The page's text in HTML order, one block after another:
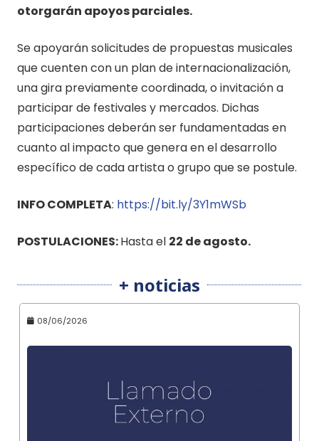
otorgarán apoyos parciales.
Se apoyarán solicitudes de propuestas musicales
que cuenten con un plan de internacionalización,
una gira previamente coordinada, o invitación a
participar de festivales y mercados. Dichas
participaciones deberán ser fundamentadas en
cuanto al impacto que genera en el desarrollo
específico de cada artista o grupo que se postule.
INFO COMPLETA: https://bit.ly/3Y1mWSb
POSTULACIONES:Hasta el 22 de agosto.
+ noticias
08/06/2026